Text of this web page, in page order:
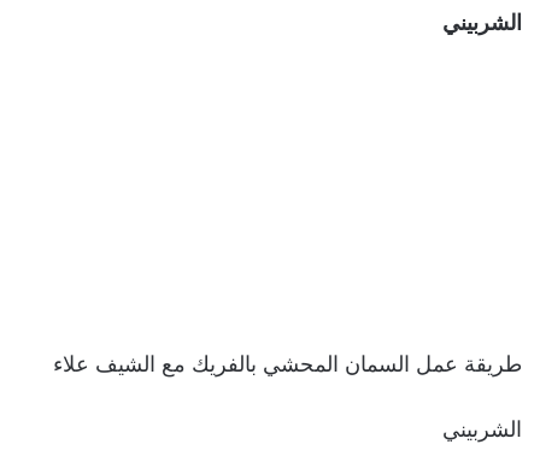
الشربيني
طريقة عمل السمان المحشي بالفريك مع الشيف علاء
الشربيني